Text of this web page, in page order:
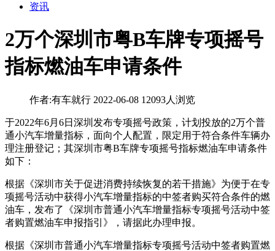
资讯
2万个深圳市粤B车牌专项摇号
指标燃油车申请条件
作者:有车就行 2022-06-08 12093人浏览
于2022年6月6日深圳发布专项摇号政策，计划投放的2万个普
通小汽车增量指标，面向个人配置，限定用于符合条件车辆办
理注册登记；其深圳市粤B车牌专项摇号指标燃油车申请条件
如下：
根据《深圳市关于促进消费持续恢复的若干措施》为便于在专
项摇号活动中获得小汽车增量指标的中签者购买符合条件的燃
油车，发布了《深圳市普通小汽车增量指标专项摇号活动中签
者购置燃油车申报指引》，请据此办理申报。
根据《深圳市普通小汽车增量指标专项摇号活动中签者购置燃